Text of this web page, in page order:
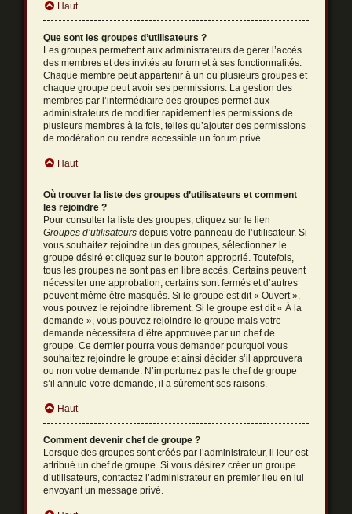
Haut
Que sont les groupes d’utilisateurs ?
Les groupes permettent aux administrateurs de gérer l’accès
des membres et des invités au forum et à ses fonctionnalités.
Chaque membre peut appartenir à un ou plusieurs groupes et
chaque groupe peut avoir ses permissions. La gestion des
membres par l’intermédiaire des groupes permet aux
administrateurs de modifier rapidement les permissions de
plusieurs membres à la fois, telles qu’ajouter des permissions
de modération ou rendre accessible un forum privé.
Haut
Où trouver la liste des groupes d’utilisateurs et comment
les rejoindre ?
Pour consulter la liste des groupes, cliquez sur le lien
Groupes d’utilisateurs depuis votre panneau de l’utilisateur. Si
vous souhaitez rejoindre un des groupes, sélectionnez le
groupe désiré et cliquez sur le bouton approprié. Toutefois,
tous les groupes ne sont pas en libre accès. Certains peuvent
nécessiter une approbation, certains sont fermés et d’autres
peuvent même être masqués. Si le groupe est dit « Ouvert »,
vous pouvez le rejoindre librement. Si le groupe est dit « À la
demande », vous pouvez rejoindre le groupe mais votre
demande nécessitera d’être approuvée par un chef de
groupe. Ce dernier pourra vous demander pourquoi vous
souhaitez rejoindre le groupe et ainsi décider s’il approuvera
ou non votre demande. N’importunez pas le chef de groupe
s’il annule votre demande, il a sûrement ses raisons.
Haut
Comment devenir chef de groupe ?
Lorsque des groupes sont créés par l’administrateur, il leur est
attribué un chef de groupe. Si vous désirez créer un groupe
d’utilisateurs, contactez l’administrateur en premier lieu en lui
envoyant un message privé.